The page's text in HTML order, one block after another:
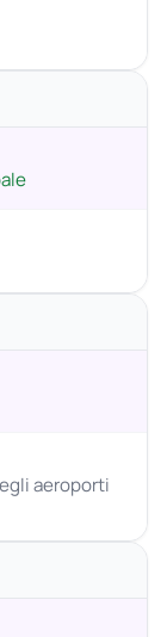
aeroporti